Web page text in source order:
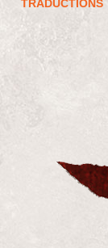
TRADUCTIONS